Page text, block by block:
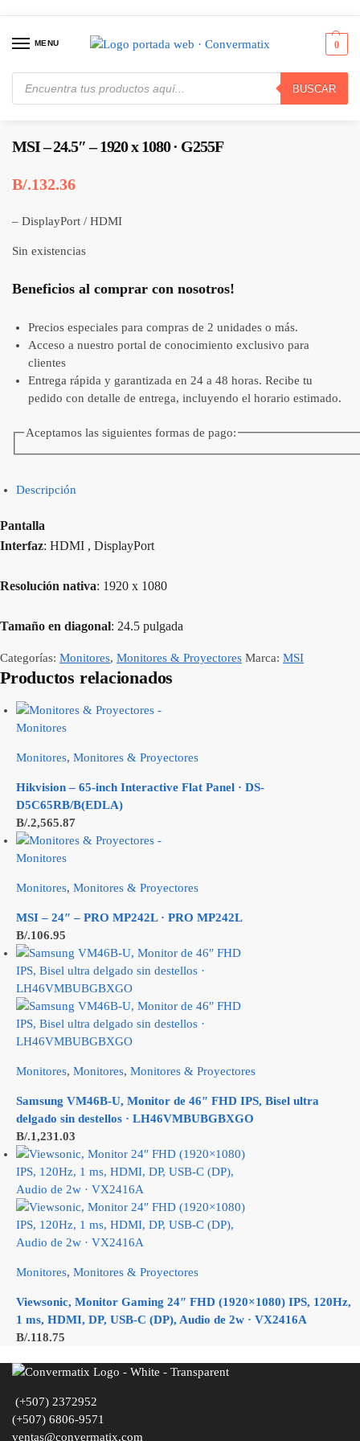
MENU
BUSCAR
0
Inicio / Monitores & Proyectores / Monitores MSI – 24.5″ – 1920 x 1080 · G255F
MSI – 24.5″ – 1920 x 1080 · G255F
B/.132.36
– DisplayPort / HDMI
Sin existencias
Beneficios al comprar con nosotros!
Precios especiales para compras de 2 unidades o más.
Acceso a nuestro portal de conocimiento exclusivo para
clientes
Entrega rápida y garantizada en 24 a 48 horas. Recibe tu
pedido con detalle de entrega, incluyendo el horario estimado.
Aceptamos las siguientes formas de pago:
Descripción
Pantalla
Interfaz: HDMI , DisplayPort
Resolución nativa: 1920 x 1080
Tamaño en diagonal: 24.5 pulgada
Categorías: Monitores, Monitores & Proyectores Marca: MSI
Productos relacionados
Monitores, Monitores & Proyectores
Hikvision – 65-inch Interactive Flat Panel · DS-
D5C65RB/B(EDLA)
B/.2,565.87
Monitores, Monitores & Proyectores
MSI – 24″ – PRO MP242L · PRO MP242L
B/.106.95
Monitores, Monitores, Monitores & Proyectores
Samsung VM46B-U, Monitor de 46″ FHD IPS, Bisel ultra
delgado sin destellos · LH46VMBUBGBXGO
B/.1,231.03
Monitores, Monitores & Proyectores
Viewsonic, Monitor Gaming 24″ FHD (1920×1080) IPS, 120Hz,
1 ms, HDMI, DP, USB-C (DP), Audio de 2w · VX2416A
B/.118.75
(+507) 2372952
(+507) 6806-9571
ventas@convermatix.com